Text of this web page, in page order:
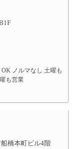
ノルマなし 土曜も
も営業
橋本町ビル4階